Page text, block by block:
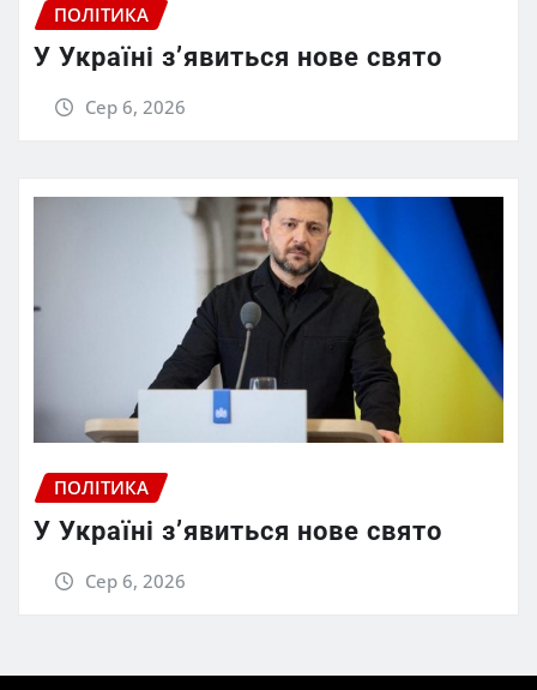
ПОЛІТИКА
У Україні з’явиться нове свято
Сер 6, 2026
ПОЛІТИКА
У Україні з’явиться нове свято
Сер 6, 2026